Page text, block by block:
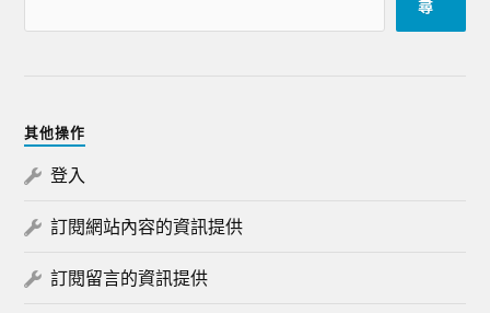
尋
其他操作
登入
訂閱網站內容的資訊提供
訂閱留言的資訊提供